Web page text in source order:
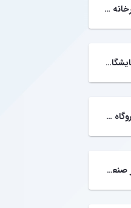
بازدید از کارخانه سیمان نهاوند خردادماه 1405
بازدید از نمایشگاه بین المللی ایران متافو
بازدید از نیروگاه شهید مفتح
شرکت بهیار صنعت سپاهان